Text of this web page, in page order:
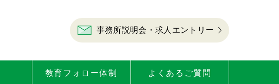
事務所説明会・求人エントリー
教育フォロー体制 よくあるご質問